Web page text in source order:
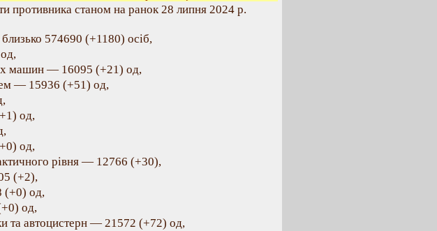
противника станом на ранок 28 липня 2024 р.
574690 (+1180) осіб,
машин — 16095 (+21) од,
— 15936 (+51) од,
од,
од,
рівня — 12766 (+30),
(+2),
(+0) од,
од,
та автоцистерн — 21572 (+72) од,